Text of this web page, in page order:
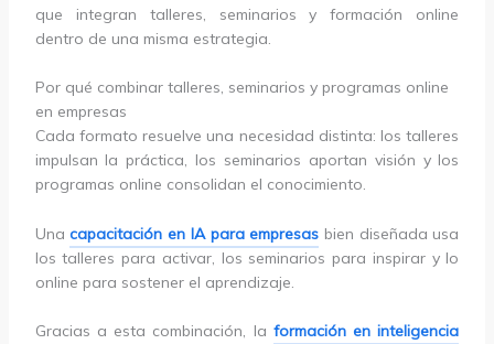
que integran talleres, seminarios y formación online
dentro de una misma estrategia.
Por qué combinar talleres, seminarios y programas online
en empresas
Cada formato resuelve una necesidad distinta: los talleres
impulsan la práctica, los seminarios aportan visión y los
programas online consolidan el conocimiento.
Unacapacitación en IA para empresas bien diseñada usa
los talleres para activar, los seminarios para inspirar y lo
online para sostener el aprendizaje.
Gracias a esta combinación, la formación en inteligencia